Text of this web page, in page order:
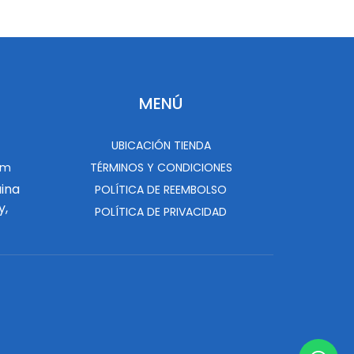
MENÚ
UBICACIÓN TIENDA
TÉRMINOS Y CONDICIONES
POLÍTICA DE REEMBOLSO
POLÍTICA DE PRIVACIDAD